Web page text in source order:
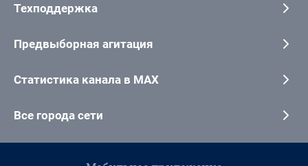
Техподдержка
Предвыборная агитация
Статистика канала в MAX
Все города сети